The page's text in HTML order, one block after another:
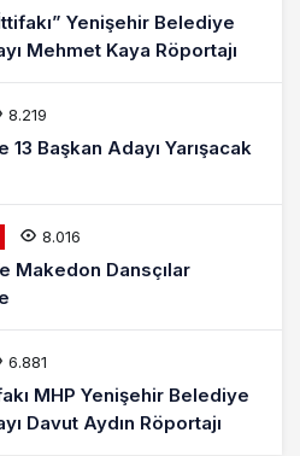
Yenişehir Belediye
Başkan Adayı Mehmet Kaya Röportajı
8.219
13 Başkan Adayı Yarışacak
8.016
Makedon Dansçılar
6.881
MHP Yenişehir Belediye
Davut Aydın Röportajı